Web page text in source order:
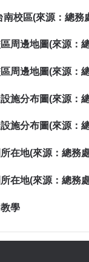
南校區(來源：總務
周邊地圖(來源：
周邊地圖(來源：
施分布圖(來源：
施分布圖(來源：
在地(來源：總務
在地(來源：總務
學